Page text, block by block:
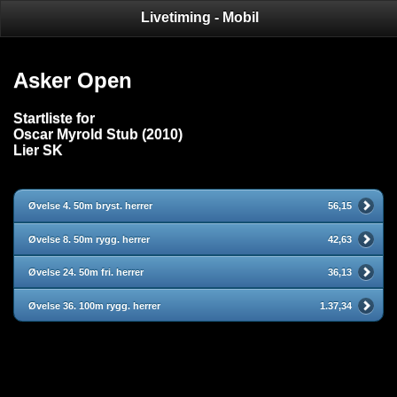
Livetiming - Mobil
Asker Open
Startliste for
Oscar Myrold Stub (2010)
Lier SK
Øvelse 4. 50m bryst. herrer 56,15
Øvelse 8. 50m rygg. herrer 42,63
Øvelse 24. 50m fri. herrer 36,13
Øvelse 36. 100m rygg. herrer 1.37,34